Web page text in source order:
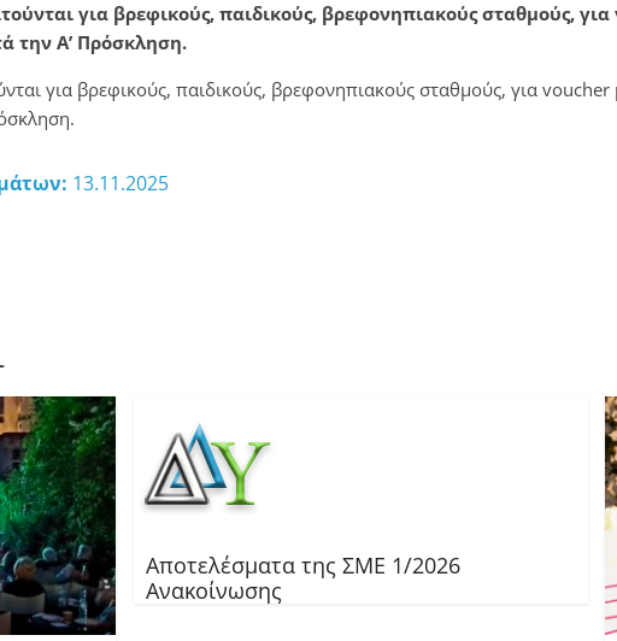
για βρεφικούς, παιδικούς, βρεφονηπιακούς σταθμούς,
την Α’ Πρόσκληση.
για βρεφικούς, παιδικούς, βρεφονηπιακούς σταθμούς, για voucher
13.11.2025
Αποτελέσματα της ΣΜΕ 1/2026
Ανακοίνωσης